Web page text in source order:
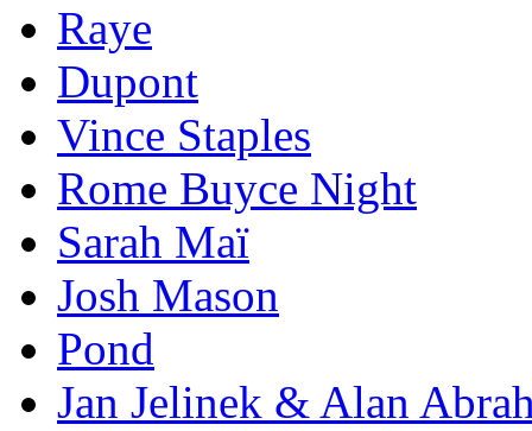
Raye
Dupont
Vince Staples
Rome Buyce Night
Sarah Maï
Josh Mason
Pond
Jan Jelinek & Alan